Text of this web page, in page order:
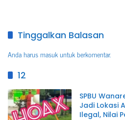
Tinggalkan Balasan
Anda harusmasukuntuk berkomentar.
12
SPBU
Jadi Lokasi
Ilegal, Nilai